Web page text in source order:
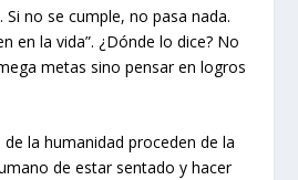
Si no se cumple, no pasa nada.
en la vida”. ¿Dónde lo dice? No
metas sino pensar en logros
la humanidad proceden de la
de estar sentado y hacer